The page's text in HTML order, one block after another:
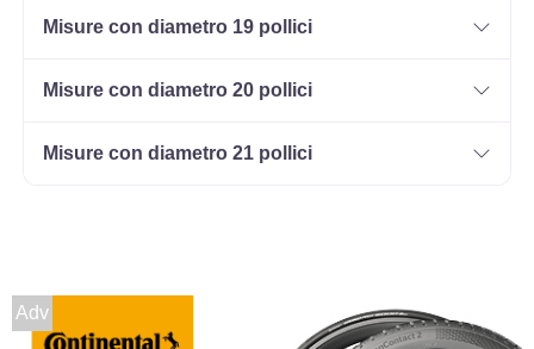
Disponibile
Disponibile
Misure con diametro 19 pollici
Misure con diametro 20 pollici
Misure con diametro 21 pollici
Adv